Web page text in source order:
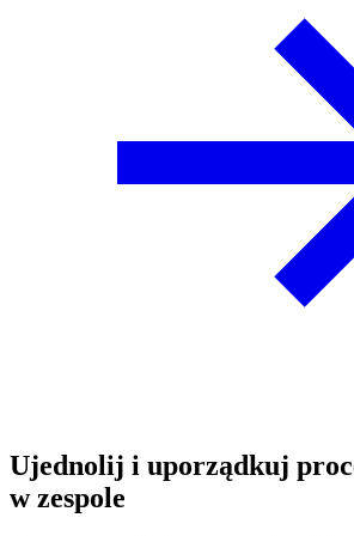
Ujednolij i uporządkuj
w zespole